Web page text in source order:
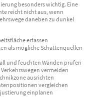
besonders wichtig. Eine
reicht nicht aus, wenn
daneben zu dunkel
erfassen
als mögliche Schattenquellen
und feuchten Wänden prüfen
vermeiden
ausrichten
vergleichen
einplanen